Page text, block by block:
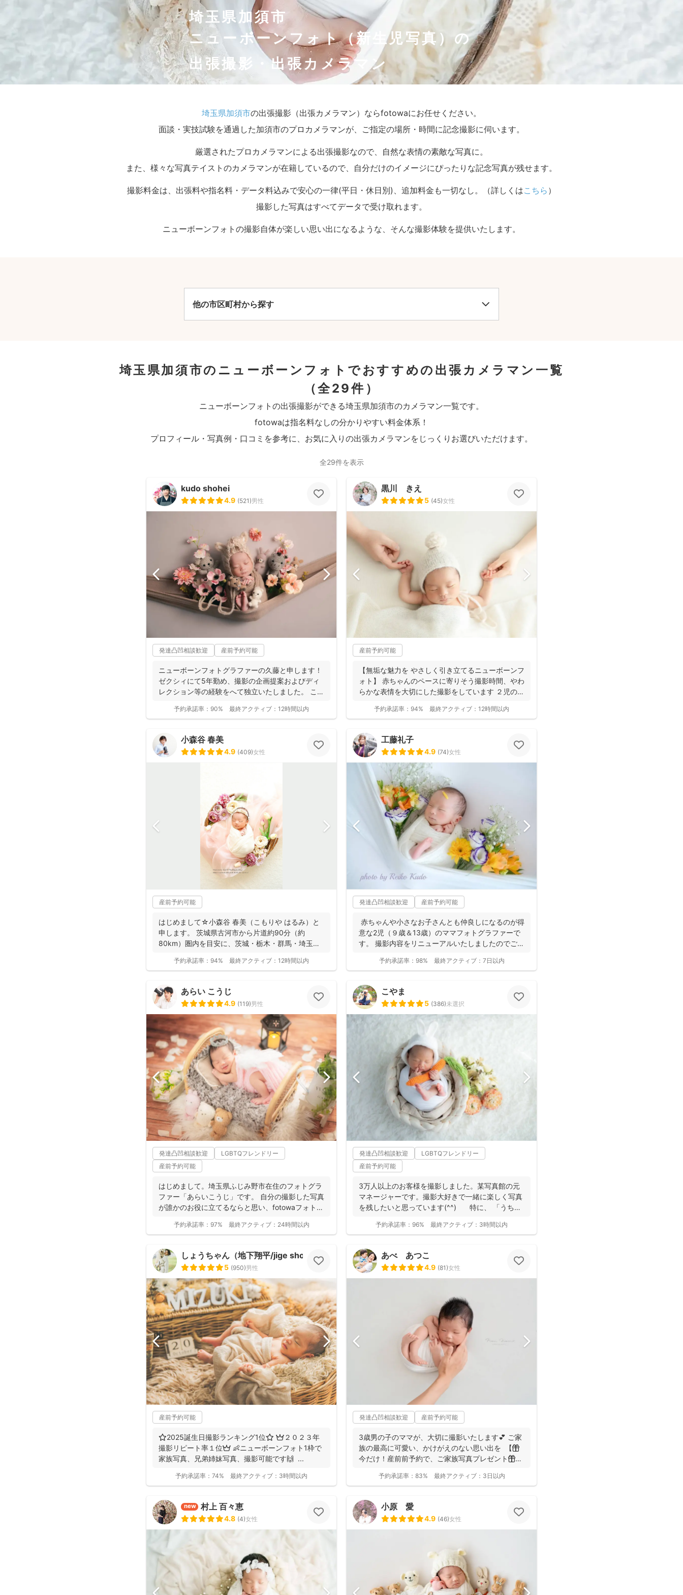
埼玉県加須市
ニューボーンフォト（新生児写真）の
出張撮影・出張カメラマン
埼玉県加須市の出張撮影（出張カメラマン）ならfotowaにお任せください。
面談・実技試験を通過した加須市のプロカメラマンが、ご指定の場所・時間に記念撮影に伺います。
厳選されたプロカメラマンによる出張撮影なので、自然な表情の素敵な写真に。
また、様々な写真テイストのカメラマンが在籍しているので、自分だけのイメージにぴったりな記念写真が残せます。
撮影料金は、出張料や指名料・データ料込みで安心の一律(平日・休日別)、追加料金も一切なし。（詳しくはこちら ）
撮影した写真はすべてデータで受け取れます。
ニューボーンフォトの撮影自体が楽しい思い出になるような、そんな撮影体験を提供いたします。
他の市区町村から探す
埼玉県加須市のニューボーンフォトでおすすめの出張カメラマン一覧
（全29件）
ニューボーンフォトの出張撮影ができる埼玉県加須市のカメラマン一覧です。
fotowaは指名料なしの分かりやすい料金体系！
プロフィール・写真例・口コミを参考に、お気に入りの出張カメラマンをじっくりお選びいただけます。
全29件を表示
kudo shohei
4.9 (521)男性
発達凸凹相談歓迎 産前予約可能
ニューボーンフォトグラファーの久藤と申します！
ゼクシィにて5年勤め、撮影の企画提案およびディ
レクション等の経験をへて独立いたしました。 これ
予約承諾率： 90% 最終アクティブ： 12時間以内
黒川 きえ
5 (45)女性
産前予約可能
【無垢な魅力を やさしく引き立てるニューボーンフ
ォト】 赤ちゃんのペースに寄りそう撮影時間、やわ
らかな表情を大切にした撮影をしています ２児の母
予約承諾率： 94% 最終アクティブ： 12時間以内
小森谷 春美
4.9 (409)女性
産前予約可能
はじめまして☆小森谷 春美（こもりや はるみ）と
申します。 茨城県古河市から片道約90分（約
80km）圏内を目安に、茨城・栃木・群馬・埼玉
予約承諾率： 94% 最終アクティブ： 12時間以内
工藤礼子
4.9 (74)女性
発達凸凹相談歓迎 産前予約可能
赤ちゃんや小さなお子さんとも仲良しになるのが得
意な2児（９歳＆13歳）のママフォトグラファーで
す。 撮影内容をリニューアルいたしましたのでご案
予約承諾率： 98% 最終アクティブ： 7日以内
あらい こうじ
4.9 (119)男性
発達凸凹相談歓迎
LGBTQフレンドリー
産前予約可能
はじめまして。埼玉県ふじみ野市在住のフォトグラ
ファー「あらいこうじ」です。 自分の撮影した写真
が誰かのお役に立てるならと思い、fotowaフォトグ
予約承諾率： 97% 最終アクティブ： 24時間以内
こやま
5 (386)未選択
発達凸凹相談歓迎
LGBTQフレンドリー
産前予約可能
3万人以上のお客様を撮影しました。某写真館の元
マネージャーです。撮影大好きで一緒に楽しく写真
を残したいと思っています(^^) 特に、 「うち
予約承諾率： 96% 最終アクティブ： 3時間以内
しょうちゃん（地下翔平/jige shohe）
5 (950)男性
産前予約可能
⭐️2025誕生日撮影ランキング1位⭐️ 👑２０２３年
撮影リピート率１位👑 👶ニューボーンフォト1枠で
家族写真、兄弟姉妹写真、撮影可能です🙌 ...
予約承諾率： 74% 最終アクティブ： 3時間以内
あべ あつこ
4.9 (81)女性
発達凸凹相談歓迎 産前予約可能
3歳男の子のママが、大切に撮影いたします💕 ご家
族の最高に可愛い、かけがえのない思い出を 【🎁
今だけ！産前前予約で、ご家族写真プレゼント🎁】
予約承諾率： 83% 最終アクティブ： 3日以内
new 村上 百々恵
4.8 (4)女性
小原 愛
4.9 (46)女性